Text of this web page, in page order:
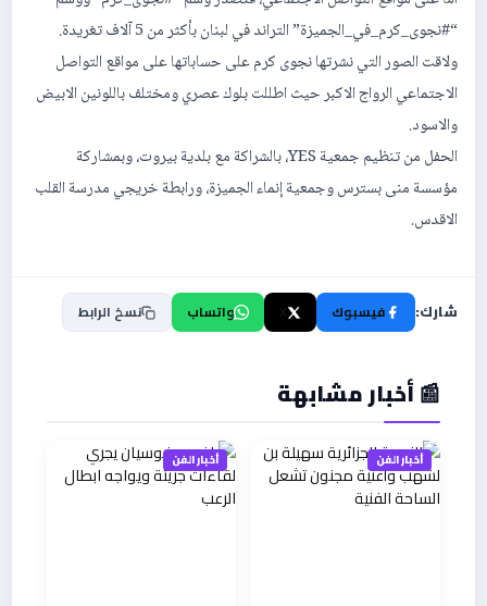
“#نجوى_كرم_في_الجميزة” التراند في لبنان بأكثر من 5 آلاف تغريدة.
ولاقت الصور التي نشرتها نجوى كرم على حساباتها على مواقع التواصل
الاجتماعي الرواج الاكبر حيث اطللت بلوك عصري ومختلف باللونين الابيض
والاسود.
الحفل من تنظيم جمعية YES، بالشراكة مع بلدية بيروت، وبمشاركة
مؤسسة منى بسترس وجمعية إنماء الجميزة، ورابطة خريجي مدرسة القلب
الاقدس.
شارك: فيسبوك واتساب نسخ الرابط
📰 أخبار مشابهة
أخبار الفن أخبار الفن